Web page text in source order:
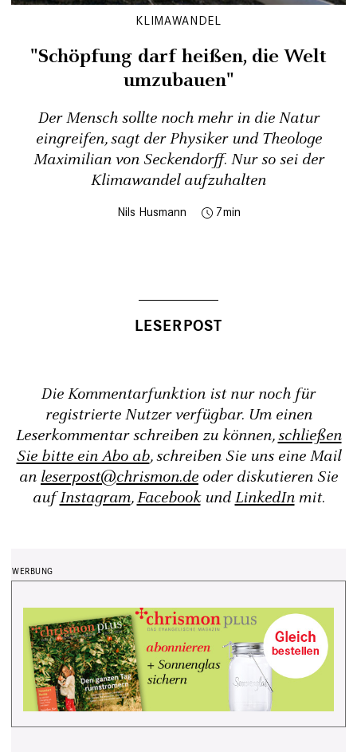
KLIMAWANDEL
"Schöpfung darf heißen, die Welt
umzubauen"
Der Mensch sollte noch mehr in die Natur
eingreifen, sagt der Physiker und Theologe
Maximilian von Seckendorff. Nur so sei der
Klimawandel aufzuhalten
Nils Husmann 7
Die Kommentarfunktion ist nur noch für
registrierte Nutzer verfügbar. Um einen
Leserkommentar schreiben zu können,schließen
Sie bitte ein Abo ab, schreiben Sie uns eine Mail
an leserpost@chrismon.de oder diskutieren Sie
aufInstagram,FacebookundLinkedInmit.